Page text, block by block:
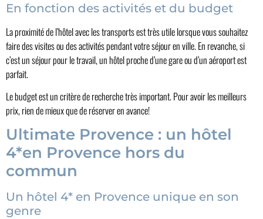
En fonction des activités et du budget
La proximité de l’hôtel avec les transports est très utile lorsque vous souhaitez
faire des visites ou des activités pendant votre séjour en ville. En revanche, si
c’est un séjour pour le travail, un hôtel proche d’une gare ou d’un aéroport est
parfait.
Le budget est un critère de recherche très important. Pour avoir les meilleurs
prix, rien de mieux que de réserver en avance!
Ultimate Provence : un hôtel
4*en Provence hors du
commun
Un hôtel 4* en Provence unique en son
genre